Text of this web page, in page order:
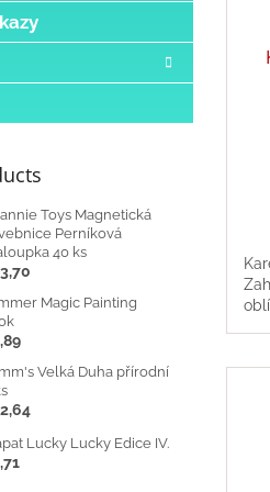
Toys Magnetická
Perníková
40 ks
Magic Painting
Velká Duha přírodní
Lucky Lucky Edice IV.
out
of
5